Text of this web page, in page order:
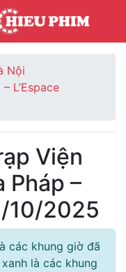
Nội
L’Espace
Viện
Pháp –
10/2025
các khung giờ đã
là các khung